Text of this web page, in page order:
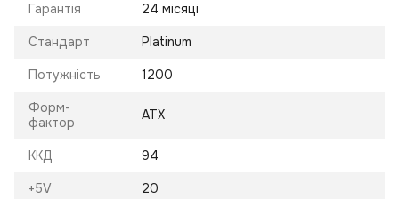
Гарантія 24 місяці
Стандарт Platinum
Потужність 1200
Форм-
фактор
ATX
ККД 94
+5V 20